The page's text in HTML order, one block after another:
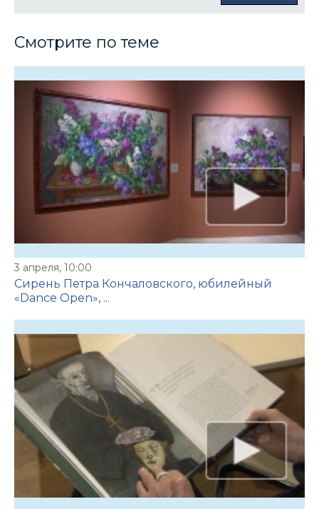
Смотрите по теме
3 апреля, 10:00
Сирень Петра Кончаловского, юбилейный
«Dance Open», ...